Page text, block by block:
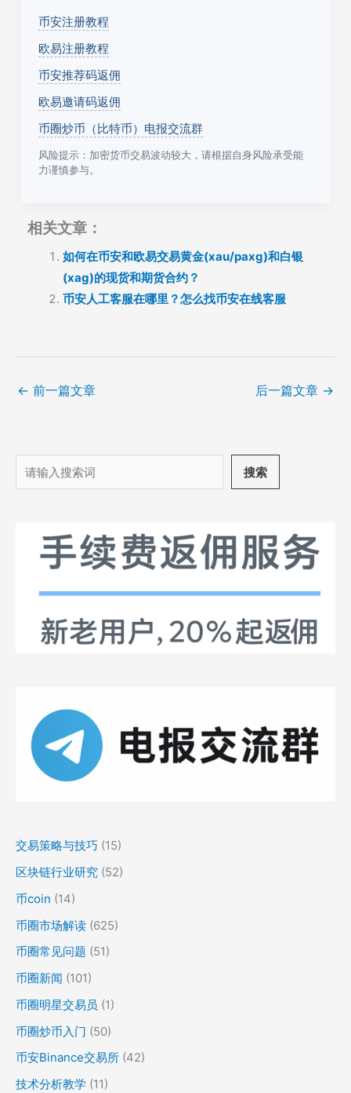
币安注册教程
欧易注册教程
币安推荐码返佣
欧易邀请码返佣
币圈炒币（比特币）电报交流群
风险提示：加密货币交易波动较大，请根据自身风险承受能
力谨慎参与。
相关文章：
如何在币安和欧易交易黄金(xau/paxg)和白银
(xag)的现货和期货合约？
币安人工客服在哪里？怎么找币安在线客服
← 前一篇文章 后一篇文章 →
搜
索
搜索
交易策略与技巧 (15)
区块链行业研究 (52)
币coin (14)
币圈市场解读 (625)
币圈常见问题 (51)
币圈新闻 (101)
币圈明星交易员 (1)
币圈炒币入门 (50)
币安Binance交易所 (42)
技术分析教学 (11)